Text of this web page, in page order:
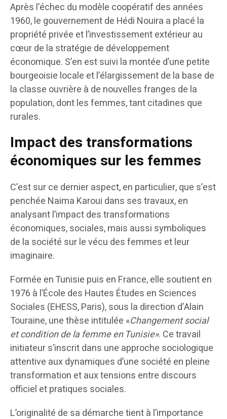
Après l’échec du modèle coopératif des années
1960, le gouvernement de Hédi Nouira a placé la
propriété privée et l’investissement extérieur au
cœur de la stratégie de développement
économique. S’en est suivi la montée d’une petite
bourgeoisie locale et l’élargissement de la base de
la classe ouvrière à de nouvelles franges de la
population, dont les femmes, tant citadines que
rurales.
Impact des transformations
économiques sur les femmes
C’est sur ce dernier aspect, en particulier, que s’est
penchée Naima Karoui dans ses travaux, en
analysant l’impact des transformations
économiques, sociales, mais aussi symboliques
de la société sur le vécu des femmes et leur
imaginaire.
Formée en Tunisie puis en France, elle soutient en
1976 à l’École des Hautes Études en Sciences
Sociales (EHESS, Paris), sous la direction d’Alain
Touraine, une thèse intitulée «Changement social
et condition de la femme en Tunisie». Ce travail
initiateur s’inscrit dans une approche sociologique
attentive aux dynamiques d’une société en pleine
transformation et aux tensions entre discours
officiel et pratiques sociales.
L’originalité de sa démarche tient à l’importance